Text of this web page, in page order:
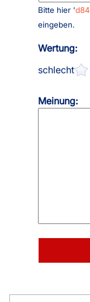
Wertung:
schlecht
Meinung:
Bitte hier 'd84
eingeben.